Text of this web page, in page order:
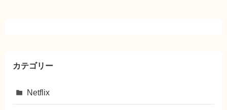
カテゴリー
Netflix